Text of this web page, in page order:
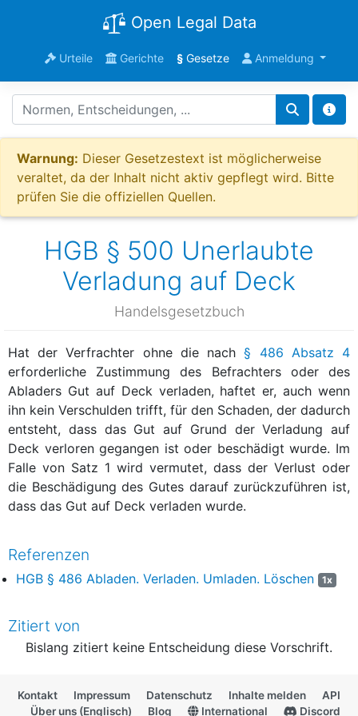
Open Legal Data
Urteile Gerichte §Gesetze Anmeldung
Warnung: Dieser Gesetzestext ist möglicherweise
veraltet, da der Inhalt nicht aktiv gepflegt wird. Bitte
prüfen Sie die offiziellen Quellen.
HGB § 500 Unerlaubte
Verladung auf Deck
Handelsgesetzbuch
Hat der Verfrachter ohne die nach§ 486 Absatz 4
erforderliche Zustimmung des Befrachters oder des
Abladers Gut auf Deck verladen, haftet er, auch wenn
ihn kein Verschulden trifft, für den Schaden, der dadurch
entsteht, dass das Gut auf Grund der Verladung auf
Deck verloren gegangen ist oder beschädigt wurde. Im
Falle von Satz 1 wird vermutet, dass der Verlust oder
die Beschädigung des Gutes darauf zurückzuführen ist,
dass das Gut auf Deck verladen wurde.
Referenzen
HGB § 486 Abladen. Verladen. Umladen. Löschen 1x
Zitiert von
Bislang zitiert keine Entscheidung diese Vorschrift.
Kontakt Impressum Datenschutz Inhalte melden
API
Über uns (Englisch)
Blog International Discord